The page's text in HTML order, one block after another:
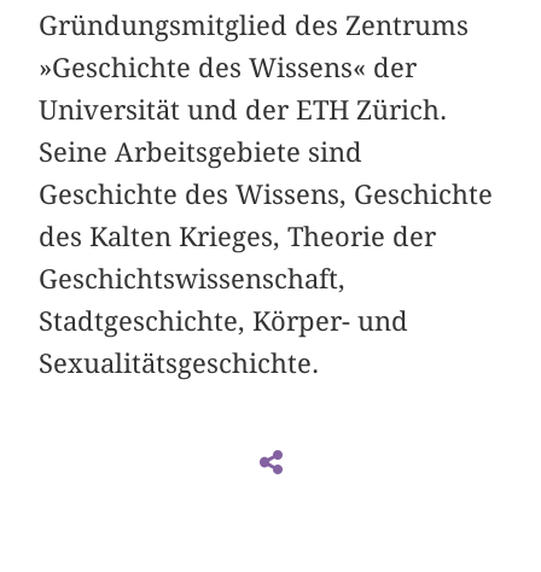
Gründungsmitglied des Zentrums
»Geschichte des Wissens« der
Universität und der ETH Zürich.
Seine Arbeitsgebiete sind
Geschichte des Wissens, Geschichte
des Kalten Krieges, Theorie der
Geschichtswissenschaft,
Stadtgeschichte, Körper- und
Sexualitätsgeschichte.